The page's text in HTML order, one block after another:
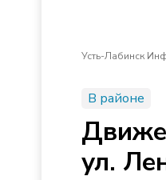
Усть-Лабинск
В районе
ул.